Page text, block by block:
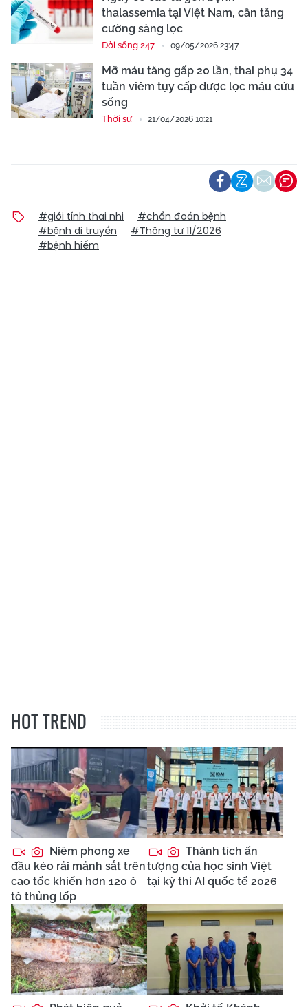
thalassemia tại Việt Nam, cần tăng
cường sàng lọc
Đời sống 247 09/05/2026 23:47
Mỡ máu tăng gấp 20 lần, thai phụ 34
tuần viêm tụy cấp được lọc máu cứu
sống
Thời sự 21/04/2026 10:21
#giới tính thai nhi
#chẩn đoán bệnh
#bệnh di truyền
#Thông tư 11/2026
#bệnh hiếm
HOT TREND
Niêm phong xe
đầu kéo rải mảnh sắt trên
cao tốc khiến hơn 120 ô
tô thủng lốp
Thành tích ấn
tượng của học sinh Việt
tại kỳ thi AI quốc tế 2026